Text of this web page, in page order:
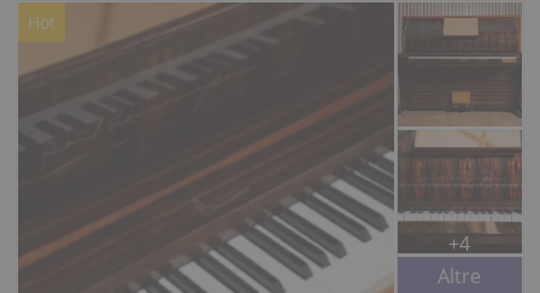
Hot
+4
Altre